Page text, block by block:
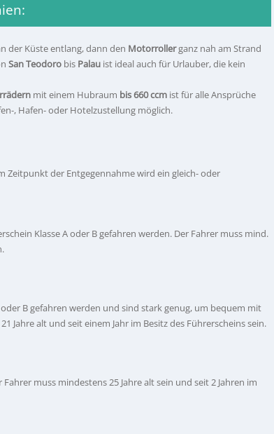
der Küste entlang, dann den Motorrollerganz nah am Strand
San Teodoro bis Palau ist ideal auch für Urlauber, die kein
mit einem Hubraum bis 660 ccm ist für alle Ansprüche
, Hafen- oder Hotelzustellung möglich.
Zeitpunkt der Entgegennahme wird ein gleich- oder
Klasse A oder B gefahren werden. Der Fahrer muss mind.
B gefahren werden und sind stark genug, um bequem mit
Jahre alt und seit einem Jahr im Besitz des Führerscheins sein.
muss mindestens 25 Jahre alt sein und seit 2 Jahren im